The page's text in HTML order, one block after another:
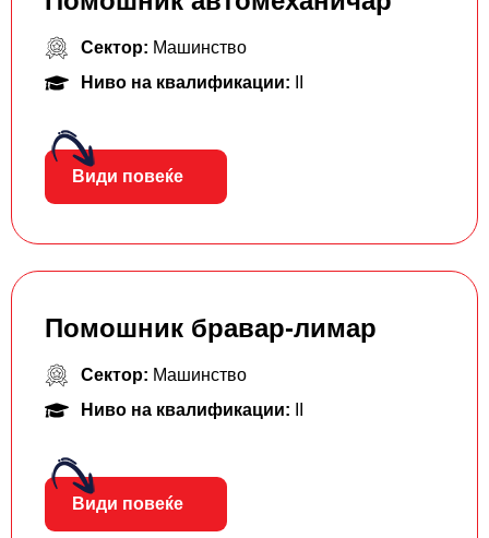
Сектор: Машинство
Ниво на квалификации:
Види повеќе
Помошник бравар-лимар
Сектор: Машинство
Ниво на квалификации:
Види повеќе